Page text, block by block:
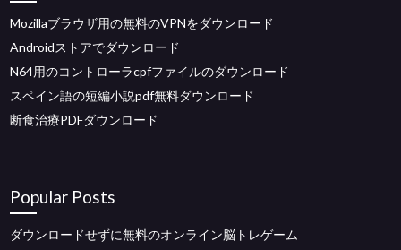
Mozillaブラウザ用の無料のVPNをダウンロード
Androidストアでダウンロード
N64用のコントローラcpfファイルのダウンロード
スペイン語の短編小説pdf無料ダウンロード
断食治療PDFダウンロード
Popular Posts
ダウンロードせずに無料のオンライン脳トレゲーム